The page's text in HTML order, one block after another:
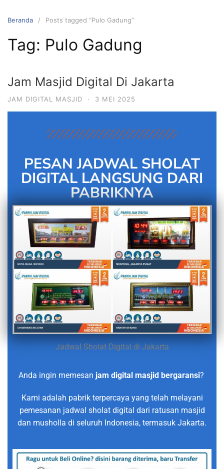
Beranda Posts tagged “Pulo Gadung”
Tag: Pulo Gadung
Jam Masjid Digital Di Jakarta
JAM DIGITAL MASJID · 3 MEI 2025
PESAN JADWAL SHOLAT
DIGITAL LANGSUNG DARI
PABRIKNYA
Jadwal Sholat Digital di Jakarta
Anda ingin memesan jam digital masjid bergaransi?
Kami adalah pabrik terpercaya yang telah melayani
pemesanan jadwal sholat digital dari ratusan masjid
dan musholla di seluruh Indonesia, termasuk Jakarta.